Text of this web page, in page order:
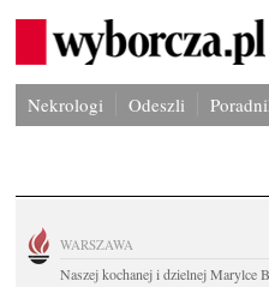
Nekrologi Odeszli
WARSZAWA
Naszej kochanej i dzielnej Marylce